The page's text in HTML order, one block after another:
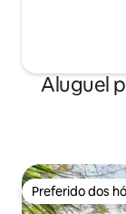
Aluguel
Preferido dos
Preferido dos